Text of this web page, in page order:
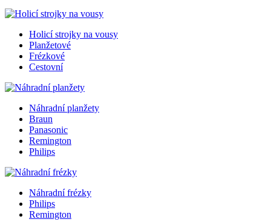
Holicí strojky na vousy
Planžetové
Frézkové
Cestovní
Náhradní planžety
Braun
Panasonic
Remington
Philips
Náhradní frézky
Philips
Remington